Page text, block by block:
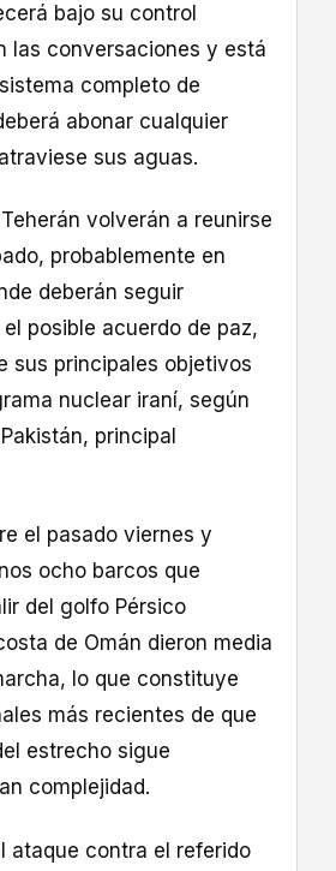
bajo su control
las conversaciones y está
completo de
abonar cualquier
sus aguas.
volverán a reunirse
probablemente en
deberán seguir
posible acuerdo de paz,
sus principales objetivos
nuclear iraní, según
principal
el pasado viernes y
ocho barcos que
del golfo Pérsico
de Omán dieron media
lo que constituye
más recientes de que
estrecho sigue
complejidad.
ataque contra el referido